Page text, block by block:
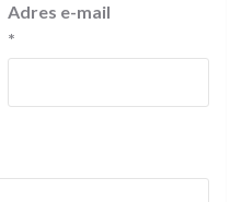
Adres e-mail
*